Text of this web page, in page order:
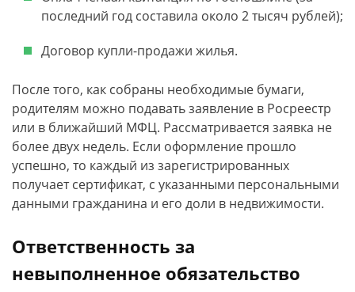
последний год составила около 2 тысяч рублей);
Договор купли-продажи жилья.
После того, как собраны необходимые бумаги,
родителям можно подавать заявление в Росреестр
или в ближайший МФЦ. Рассматривается заявка не
более двух недель. Если оформление прошло
успешно, то каждый из зарегистрированных
получает сертификат, с указанными персональными
данными гражданина и его доли в недвижимости.
Ответственность за
невыполненное обязательство